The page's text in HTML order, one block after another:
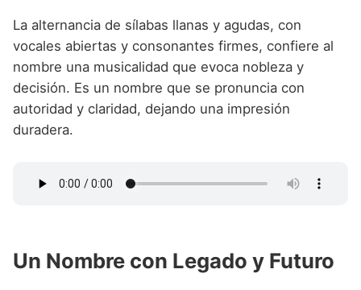
La alternancia de sílabas llanas y agudas, con
vocales abiertas y consonantes firmes, confiere al
nombre una musicalidad que evoca nobleza y
decisión. Es un nombre que se pronuncia con
autoridad y claridad, dejando una impresión
duradera.
Un Nombre con Legado y Futuro